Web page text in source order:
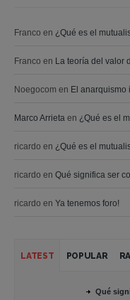
Franco en ¿Qué es el
Franco en La teoría del valor
Noegocom en El anarquismo
Marco Arrieta en ¿Qué es el
ricardo en ¿Qué es el
ricardo en Qué significa ser
ricardo en Ya tenemos foro!
LATEST POPULAR
Qué